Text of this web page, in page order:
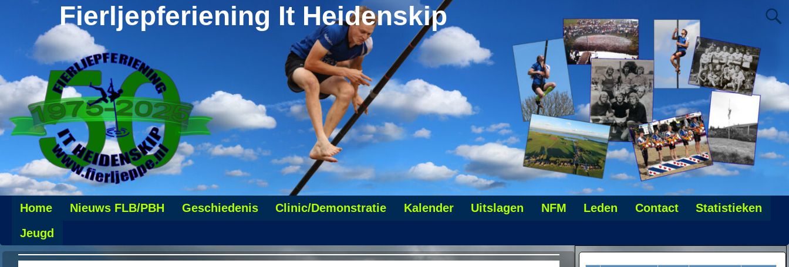
Fierljepferiening It Heidenskip
Home Nieuws FLB/PBH Geschiedenis Clinic/Demonstratie Kalender Uitslagen NFM Leden Contact
Statistieken
Jeugd